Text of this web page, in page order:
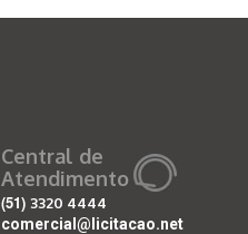
Central de
Atendimento
(51) 3320 4444
comercial@licitacao.net